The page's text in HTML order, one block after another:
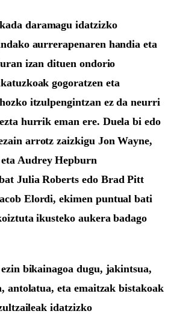
daramagu idatzizko
aurrerapenaren handia eta
izan dituen ondorio
gogoratzen eta
itzulpengintzan ez da neurri
hurrik eman ere. Duela bi edo
arrotz zaizkigu Jon Wayne,
eta Audrey Hepburn
Julia Robertsedo Brad Pitt
Elordi, ekimen puntual bati
ikusteko aukera badago
bikainagoa dugu, jakintsua,
antolatua, eta emaitzak bistakoak
idatzizko